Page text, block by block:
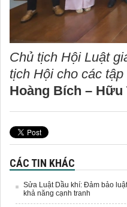
Chủ tịch Hội Luật
tịch Hội cho các
Hoàng Bích – Hữu
CÁC TIN KHÁC
Sửa Luật Dầu khí: Đảm bảo
khả năng cạnh tranh